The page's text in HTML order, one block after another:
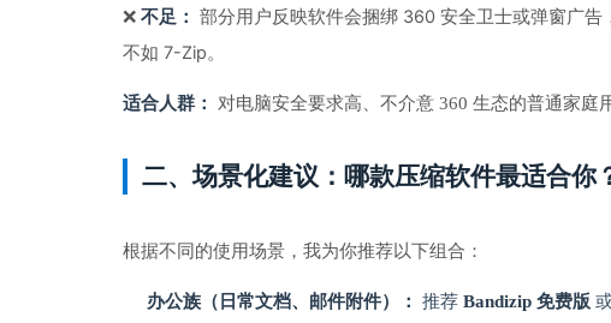
❌ 不足：
部分用户反映软件会捆绑 360 安全卫士或弹窗广
不如 7-Zip。
适合人群： 对电脑安全要求高、不介意 360 生态的普通家庭
二、场景化建议：哪款压缩软件最适合你
根据不同的使用场景，我为你推荐以下组合：
办公族（日常文档、邮件附件）： 推荐 Bandizip 免费版